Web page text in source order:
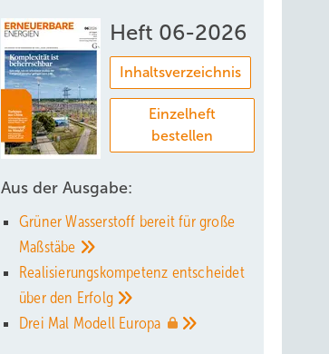
Heft 06-2026
Inhaltsverzeichnis
Einzelheft
bestellen
Aus der Ausgabe:
Grüner Wasserstoff bereit für große
Maßstäbe
Realisierungskompetenz entscheidet
über den Erfolg
Drei Mal Modell Europa